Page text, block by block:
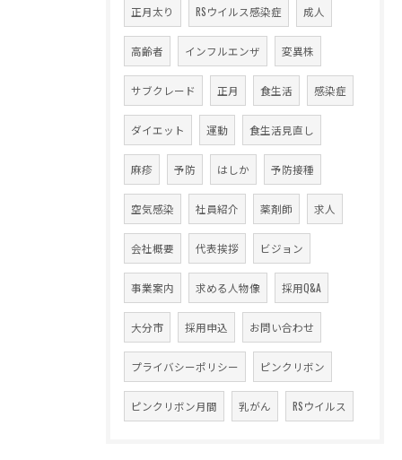
正月太り RSウイルス感染症 成人
高齢者 インフルエンザ 変異株
サブクレード 正月 食生活 感染症
ダイエット 運動 食生活見直し
麻疹 予防 はしか 予防接種
空気感染 社員紹介 薬剤師 求人
会社概要 代表挨拶 ビジョン
事業案内 求める人物像 採用Q&A
大分市 採用申込 お問い合わせ
プライバシーポリシー ピンクリボン
ピンクリボン月間 乳がん RSウイルス